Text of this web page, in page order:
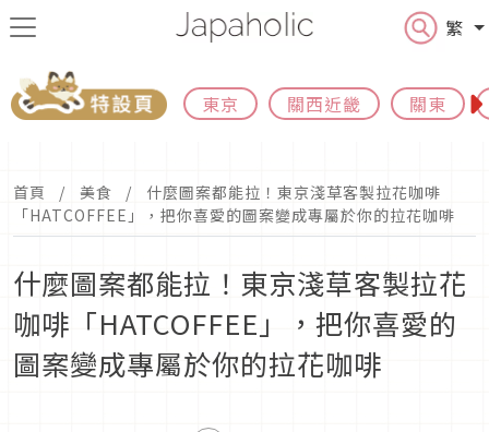
繁
東京 關西近畿 關東
首頁 美食
什麼圖案都能拉！東京淺草客製拉花咖啡
「HATCOFFEE」，把你喜愛的圖案變成專屬於你的拉花咖啡
什麼圖案都能拉！東京淺草客製拉花
咖啡「HATCOFFEE」，把你喜愛的
圖案變成專屬於你的拉花咖啡